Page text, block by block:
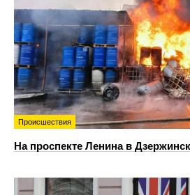
Происшествия
На проспекте Ленина в